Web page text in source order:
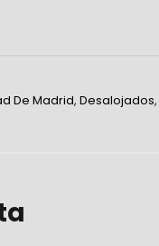
De Madrid, Desalojados,